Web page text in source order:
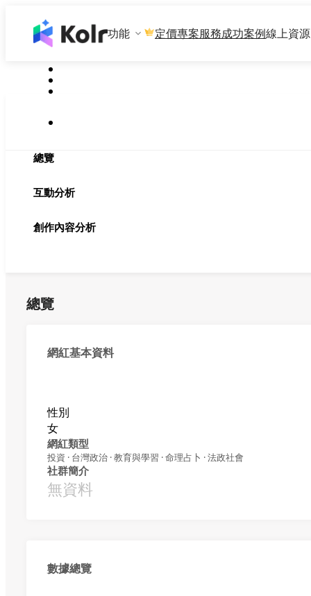
功能 定價專案服務成功案例線上資源
總覽
互動分析
創作內容分析
總覽
網紅基本資料
性別
女
網紅類型
投資 · 台灣政治 · 教育與學習 · 命理占卜 · 法政社會
社群簡介
無資料
數據總覽